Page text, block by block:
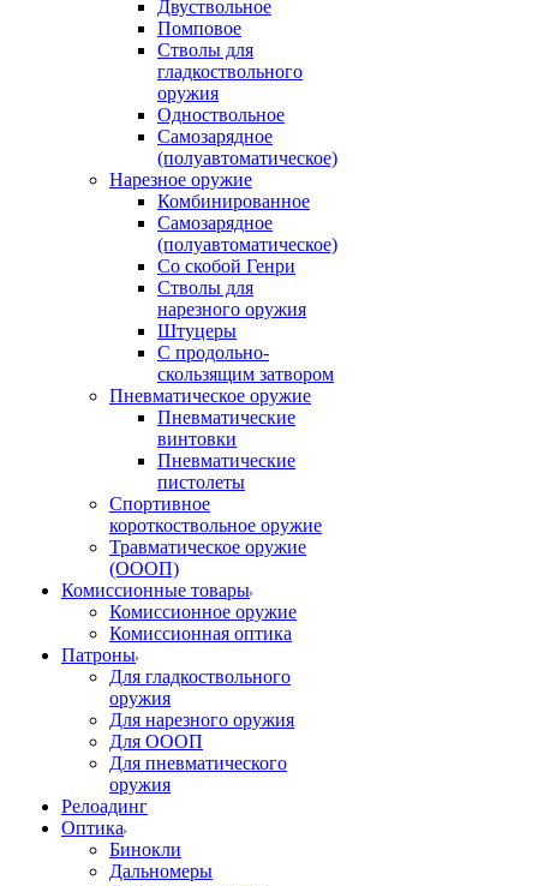
Двуствольное
Помповое
Стволы для
гладкоствольного
оружия
Одноствольное
Самозарядное
(полуавтоматическое)
Нарезное оружие
Комбинированное
Самозарядное
(полуавтоматическое)
Со скобой Генри
Стволы для
нарезного оружия
Штуцеры
С продольно-
скользящим затвором
Пневматическое оружие
Пневматические
винтовки
Пневматические
пистолеты
Спортивное
короткоствольное оружие
Травматическое оружие
(ОООП)
Комиссионные товары
Комиссионное оружие
Комиссионная оптика
Патроны
Для гладкоствольного
оружия
Для нарезного оружия
Для ОООП
Для пневматического
оружия
Релоадинг
Оптика
Бинокли
Дальномеры